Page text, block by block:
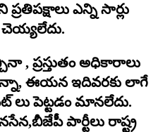
ఎన్ని సార్లు
, ప్రస్తుతం అధికారాలు
ఈయన ఇదివరకు లాగే
లు పెట్టడం మానలేదు.
పార్టీలు రాష్ట్ర